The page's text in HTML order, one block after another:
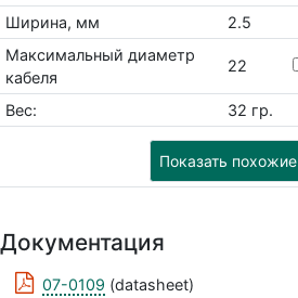
Ширина, мм
2.5
Максимальный диаметр
кабеля
22
Вес: 32 гр.
Показать похожие
Документация
07-0109 (datasheet)